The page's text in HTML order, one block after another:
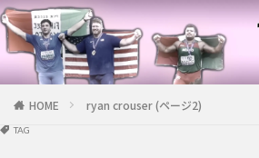
HOME ryan crouser (ページ2)
TAG